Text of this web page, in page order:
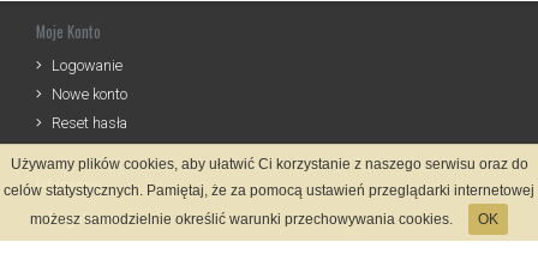
Moje Konto
Logowanie
Nowe konto
Reset hasła
Informacje
Regulamin
Używamy plików cookies, aby ułatwić Ci korzystanie z naszego serwisu oraz do
celów statystycznych. Pamiętaj, że za pomocą ustawień przeglądarki internetowej
możesz samodzielnie określić warunki przechowywania cookies.
OK